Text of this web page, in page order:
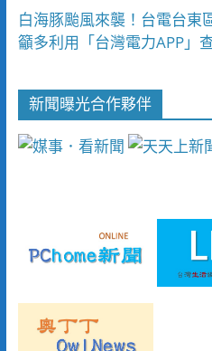
白海豚颱風來襲！台電台東
籲多利用「台灣電力APP」
新聞曝光合作夥伴